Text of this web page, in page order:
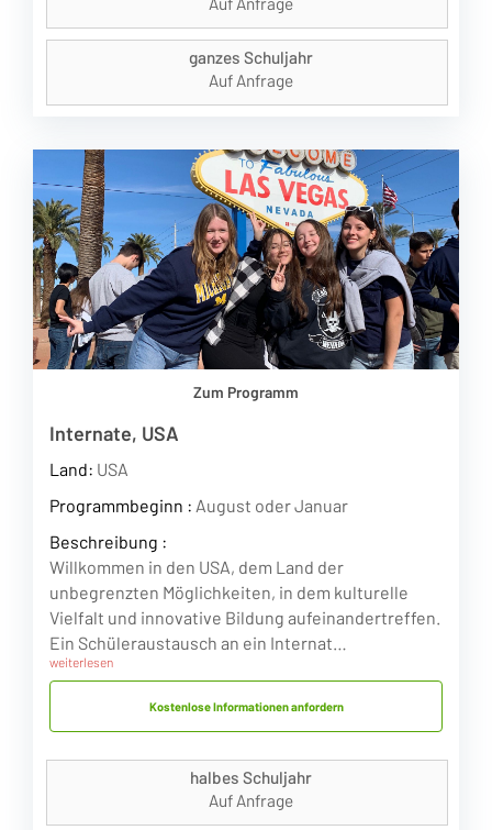
ganzes Schuljahr
Auf Anfrage
Zum Programm
Internate, USA
Land: USA
Programmbeginn : August oder Januar
Beschreibung :
Willkommen in den USA, dem Land der
unbegrenzten Möglichkeiten, in dem kulturelle
Vielfalt und innovative Bildung aufeinandertreffen.
Ein Schüleraustausch an ein Internat…
weiterlesen
Kostenlose Informationen anfordern
halbes Schuljahr
Auf Anfrage